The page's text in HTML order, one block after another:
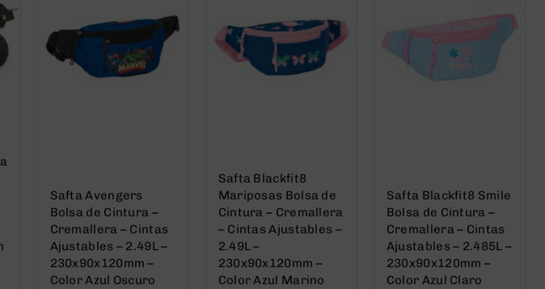
Safta Avengers
Bolsa de Cintura –
Cremallera – Cintas
Ajustables – 2.49L –
230x90x120mm –
Color Azul Oscuro
Safta Blackfit8
Mariposas Bolsa de
Cintura – Cremallera
– Cintas Ajustables –
2.49L –
230x90x120mm –
Color Azul Marino
Safta Blackfit8 Smile
Bolsa de Cintura –
Cremallera – Cintas
Ajustables – 2.485L –
230x90x120mm –
Color Azul Claro